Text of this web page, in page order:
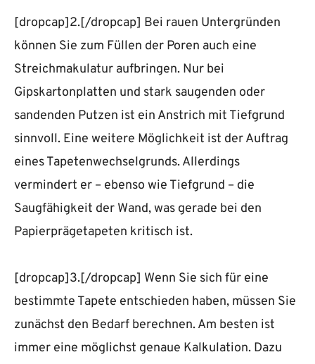
[dropcap]2.[/dropcap] Bei rauen Untergründen
können Sie zum Füllen der Poren auch eine
Streichmakulatur aufbringen. Nur bei
Gipskartonplatten und stark saugenden oder
sandenden Putzen ist ein Anstrich mit Tiefgrund
sinnvoll. Eine weitere Möglichkeit ist der Auftrag
eines Tapetenwechselgrunds. Allerdings
vermindert er – ebenso wie Tiefgrund – die
Saugfähigkeit der Wand, was gerade bei den
Papierprägetapeten kritisch ist.
[dropcap]3.[/dropcap] Wenn Sie sich für eine
bestimmte Tapete entschieden haben, müssen Sie
zunächst den Bedarf berechnen. Am besten ist
immer eine möglichst genaue Kalkulation. Dazu